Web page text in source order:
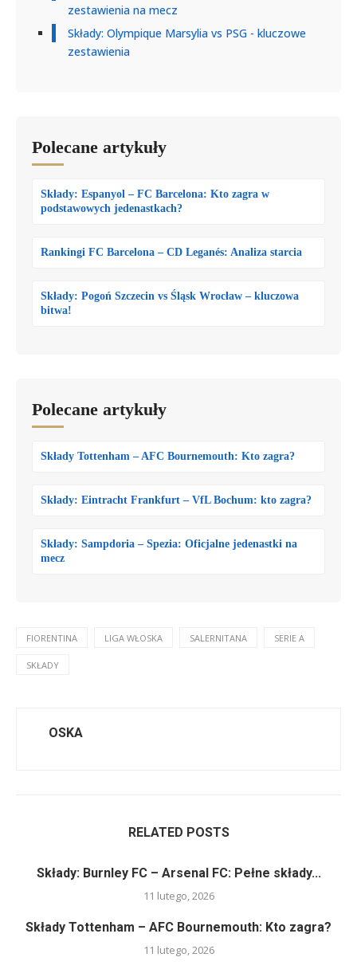
zestawienia na mecz
Składy: Olympique Marsylia vs PSG - kluczowe
zestawienia
Polecane artykuły
Składy: Espanyol – FC Barcelona: Kto zagra w
podstawowych jedenastkach?
Rankingi FC Barcelona – CD Leganés: Analiza starcia
Składy: Pogoń Szczecin vs Śląsk Wrocław – kluczowa
bitwa!
Polecane artykuły
Składy Tottenham – AFC Bournemouth: Kto zagra?
Składy: Eintracht Frankfurt – VfL Bochum: kto zagra?
Składy: Sampdoria – Spezia: Oficjalne jedenastki na
mecz
FIORENTINA LIGA WŁOSKA SALERNITANA SERIE A
SKŁADY
OSKA
RELATED POSTS
Składy: Burnley FC – Arsenal FC: Pełne składy...
11 lutego, 2026
Składy Tottenham – AFC Bournemouth: Kto zagra?
11 lutego, 2026